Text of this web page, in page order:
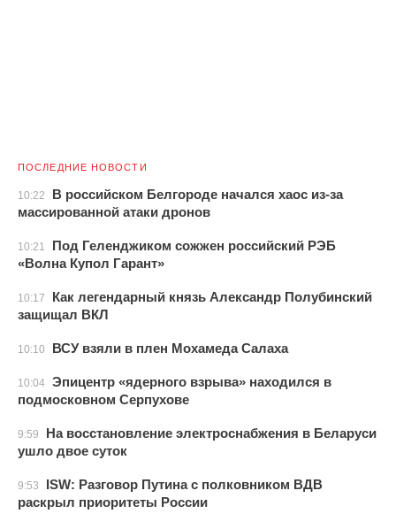
ПОСЛЕДНИЕ НОВОСТИ
10:22
В российском Белгороде начался хаос из-за
массированной атаки дронов
10:21
Под Геленджиком сожжен российский РЭБ
«Волна Купол Гарант»
10:17
Как легендарный князь Александр Полубинский
защищал ВКЛ
10:10 ВСУ взяли в плен Мохамеда Салаха
10:04 Эпицентр «ядерного взрыва» находился в
подмосковном Серпухове
9:59
На восстановление электроснабжения в Беларуси
ушло двое суток
9:53
ISW: Разговор Путина с полковником ВДВ
раскрыл приоритеты России